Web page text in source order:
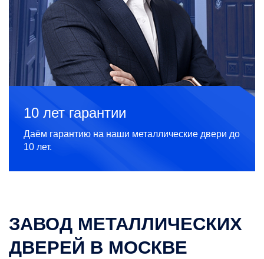
10 лет гарантии
Даём гарантию на наши металлические двери до
10 лет.
ЗАВОД МЕТАЛЛИЧЕСКИХ
ДВЕРЕЙ В МОСКВЕ